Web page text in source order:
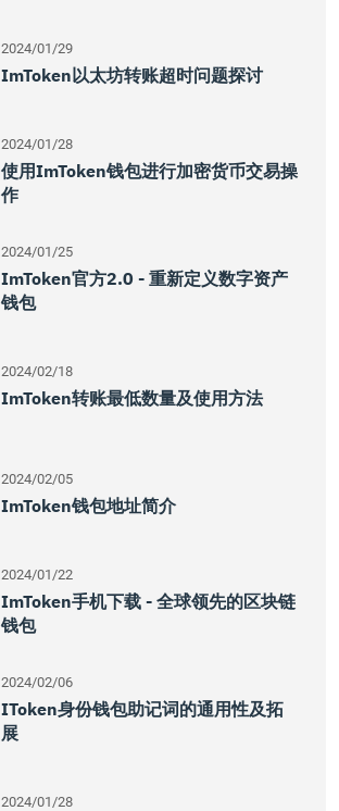
2024/01/29
ImToken以太坊转账超时问题探讨
2024/01/28
使用imToken钱包进行加密货币交易操
作
2024/01/25
ImToken官方2.0 - 重新定义数字资产
钱包
2024/02/18
ImToken转账最低数量及使用方法
2024/02/05
ImToken钱包地址简介
2024/01/22
ImToken手机下载 - 全球领先的区块链
钱包
2024/02/06
IToken身份钱包助记词的通用性及拓
展
2024/01/28